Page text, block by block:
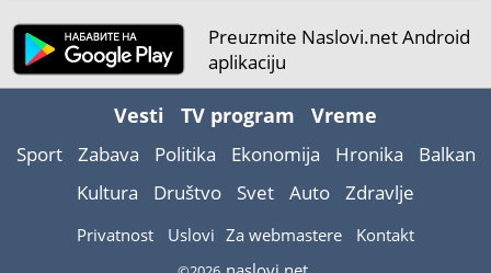
Preuzmite Naslovi.net Android
aplikaciju
Vesti TV program Vreme
Sport Zabava Politika Ekonomija Hronika
Balkan
Kultura
Društvo Svet Auto Zdravlje
Privatnost Uslovi Za webmastere Kontakt